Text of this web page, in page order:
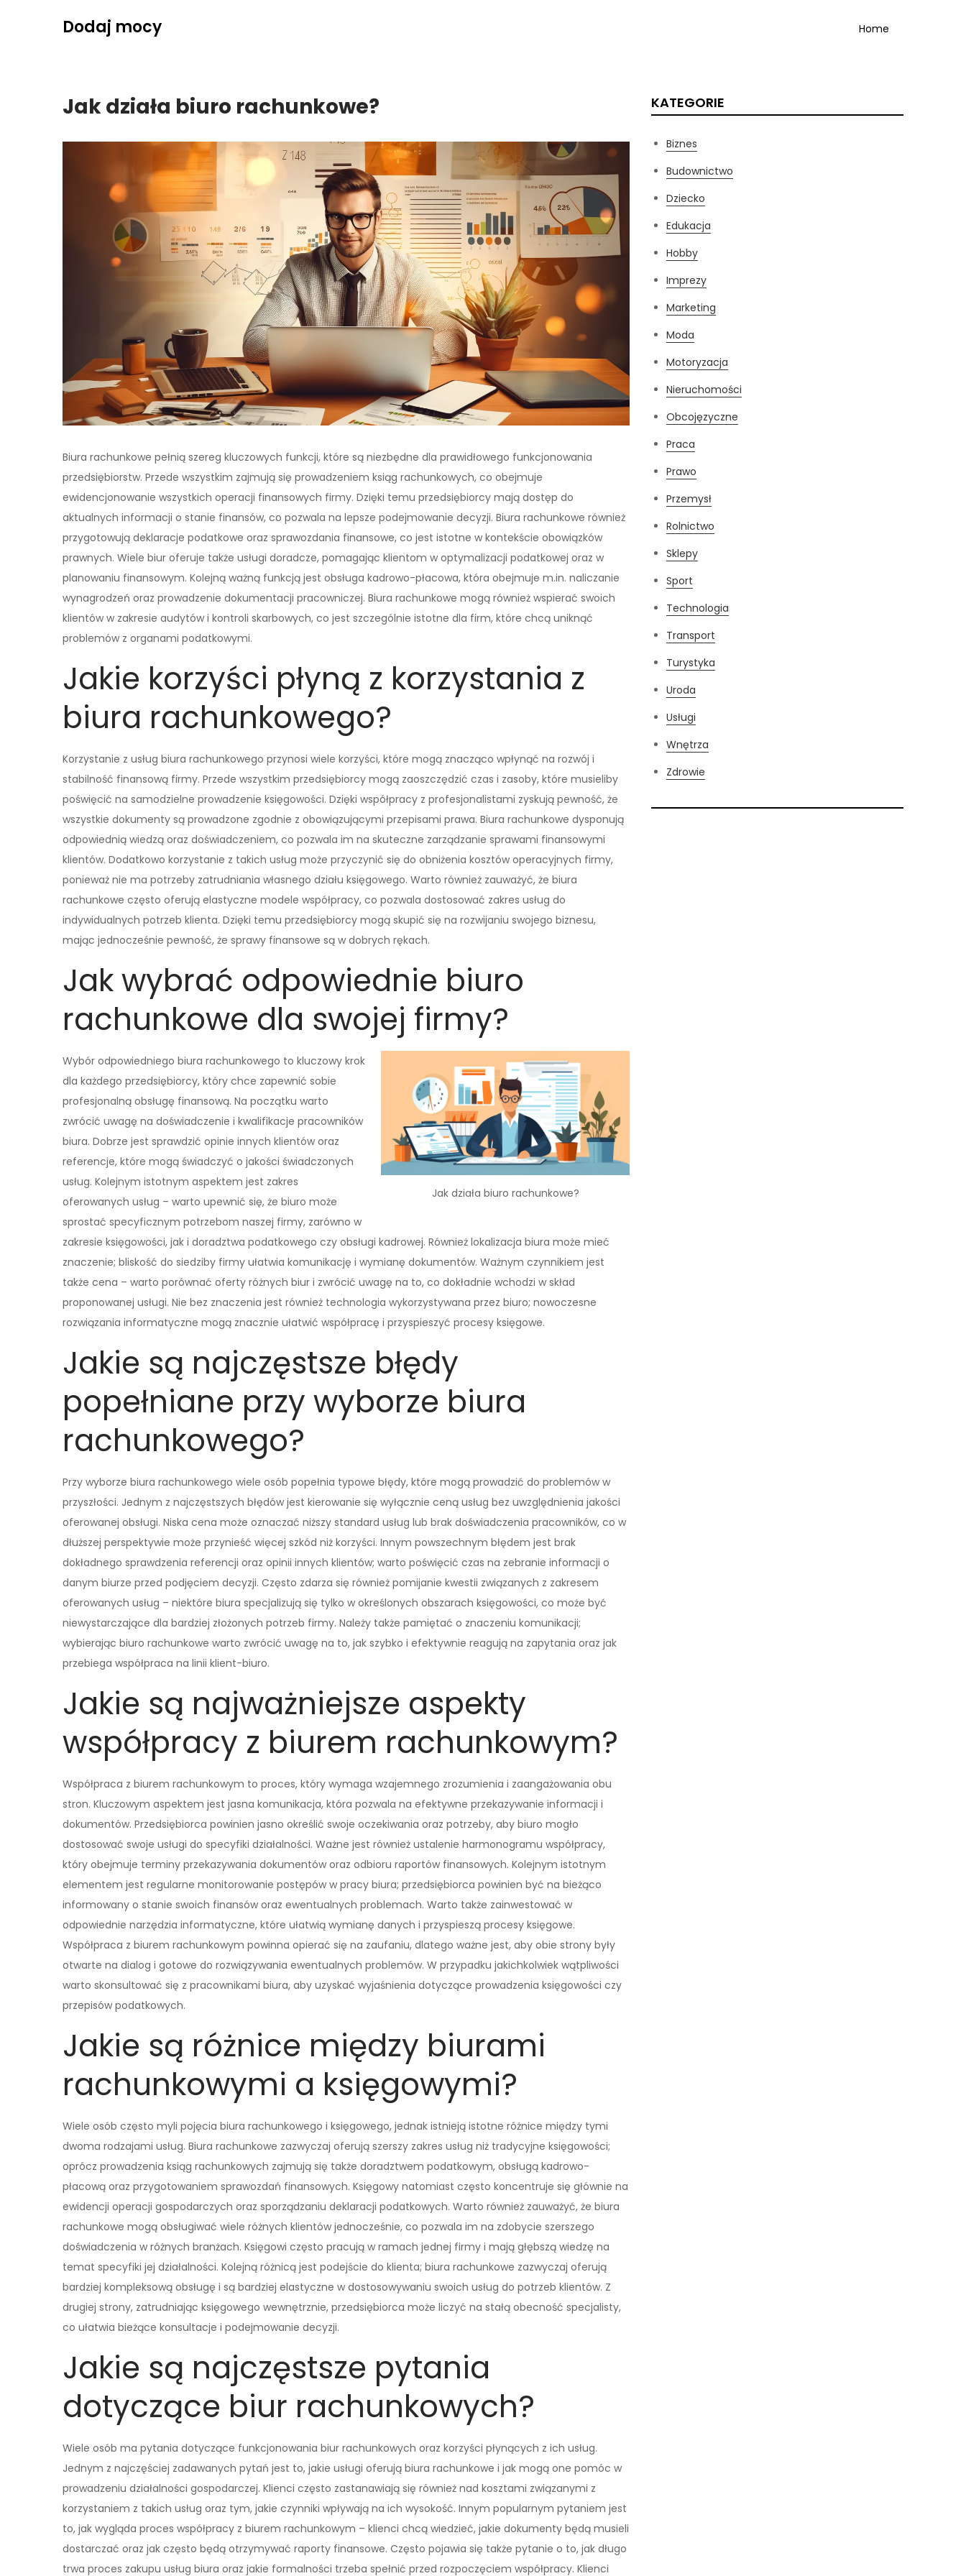
Dodaj mocy Home
Jak działa biuro rachunkowe?
Biura rachunkowe pełnią szereg kluczowych funkcji, które są niezbędne dla prawidłowego funkcjonowania
przedsiębiorstw. Przede wszystkim zajmują się prowadzeniem ksiąg rachunkowych, co obejmuje
ewidencjonowanie wszystkich operacji finansowych firmy. Dzięki temu przedsiębiorcy mają dostęp do
aktualnych informacji o stanie finansów, co pozwala na lepsze podejmowanie decyzji. Biura rachunkowe również
przygotowują deklaracje podatkowe oraz sprawozdania finansowe, co jest istotne w kontekście obowiązków
prawnych. Wiele biur oferuje także usługi doradcze, pomagając klientom w optymalizacji podatkowej oraz w
planowaniu finansowym. Kolejną ważną funkcją jest obsługa kadrowo-płacowa, która obejmuje m.in. naliczanie
wynagrodzeń oraz prowadzenie dokumentacji pracowniczej. Biura rachunkowe mogą również wspierać swoich
klientów w zakresie audytów i kontroli skarbowych, co jest szczególnie istotne dla firm, które chcą uniknąć
problemów z organami podatkowymi.
Jakie korzyści płyną z korzystania z
biura rachunkowego?
Korzystanie z usług biura rachunkowego przynosi wiele korzyści, które mogą znacząco wpłynąć na rozwój i
stabilność finansową firmy. Przede wszystkim przedsiębiorcy mogą zaoszczędzić czas i zasoby, które musieliby
poświęcić na samodzielne prowadzenie księgowości. Dzięki współpracy z profesjonalistami zyskują pewność, że
wszystkie dokumenty są prowadzone zgodnie z obowiązującymi przepisami prawa. Biura rachunkowe dysponują
odpowiednią wiedzą oraz doświadczeniem, co pozwala im na skuteczne zarządzanie sprawami finansowymi
klientów. Dodatkowo korzystanie z takich usług może przyczynić się do obniżenia kosztów operacyjnych firmy,
ponieważ nie ma potrzeby zatrudniania własnego działu księgowego. Warto również zauważyć, że biura
rachunkowe często oferują elastyczne modele współpracy, co pozwala dostosować zakres usług do
indywidualnych potrzeb klienta. Dzięki temu przedsiębiorcy mogą skupić się na rozwijaniu swojego biznesu,
mając jednocześnie pewność, że sprawy finansowe są w dobrych rękach.
Jak wybrać odpowiednie biuro
rachunkowe dla swojej firmy?
Jak działa biuro rachunkowe?
Wybór odpowiedniego biura rachunkowego to kluczowy krok
dla każdego przedsiębiorcy, który chce zapewnić sobie
profesjonalną obsługę finansową. Na początku warto
zwrócić uwagę na doświadczenie i kwalifikacje pracowników
biura. Dobrze jest sprawdzić opinie innych klientów oraz
referencje, które mogą świadczyć o jakości świadczonych
usług. Kolejnym istotnym aspektem jest zakres
oferowanych usług – warto upewnić się, że biuro może
sprostać specyficznym potrzebom naszej firmy, zarówno w
zakresie księgowości, jak i doradztwa podatkowego czy obsługi kadrowej. Również lokalizacja biura może mieć
znaczenie; bliskość do siedziby firmy ułatwia komunikację i wymianę dokumentów. Ważnym czynnikiem jest
także cena – warto porównać oferty różnych biur i zwrócić uwagę na to, co dokładnie wchodzi w skład
proponowanej usługi. Nie bez znaczenia jest również technologia wykorzystywana przez biuro; nowoczesne
rozwiązania informatyczne mogą znacznie ułatwić współpracę i przyspieszyć procesy księgowe.
Jakie są najczęstsze błędy
popełniane przy wyborze biura
rachunkowego?
Przy wyborze biura rachunkowego wiele osób popełnia typowe błędy, które mogą prowadzić do problemów w
przyszłości. Jednym z najczęstszych błędów jest kierowanie się wyłącznie ceną usług bez uwzględnienia jakości
oferowanej obsługi. Niska cena może oznaczać niższy standard usług lub brak doświadczenia pracowników, co w
dłuższej perspektywie może przynieść więcej szkód niż korzyści. Innym powszechnym błędem jest brak
dokładnego sprawdzenia referencji oraz opinii innych klientów; warto poświęcić czas na zebranie informacji o
danym biurze przed podjęciem decyzji. Często zdarza się również pomijanie kwestii związanych z zakresem
oferowanych usług – niektóre biura specjalizują się tylko w określonych obszarach księgowości, co może być
niewystarczające dla bardziej złożonych potrzeb firmy. Należy także pamiętać o znaczeniu komunikacji;
wybierając biuro rachunkowe warto zwrócić uwagę na to, jak szybko i efektywnie reagują na zapytania oraz jak
przebiega współpraca na linii klient-biuro.
Jakie są najważniejsze aspekty
współpracy z biurem rachunkowym?
Współpraca z biurem rachunkowym to proces, który wymaga wzajemnego zrozumienia i zaangażowania obu
stron. Kluczowym aspektem jest jasna komunikacja, która pozwala na efektywne przekazywanie informacji i
dokumentów. Przedsiębiorca powinien jasno określić swoje oczekiwania oraz potrzeby, aby biuro mogło
dostosować swoje usługi do specyfiki działalności. Ważne jest również ustalenie harmonogramu współpracy,
który obejmuje terminy przekazywania dokumentów oraz odbioru raportów finansowych. Kolejnym istotnym
elementem jest regularne monitorowanie postępów w pracy biura; przedsiębiorca powinien być na bieżąco
informowany o stanie swoich finansów oraz ewentualnych problemach. Warto także zainwestować w
odpowiednie narzędzia informatyczne, które ułatwią wymianę danych i przyspieszą procesy księgowe.
Współpraca z biurem rachunkowym powinna opierać się na zaufaniu, dlatego ważne jest, aby obie strony były
otwarte na dialog i gotowe do rozwiązywania ewentualnych problemów. W przypadku jakichkolwiek wątpliwości
warto skonsultować się z pracownikami biura, aby uzyskać wyjaśnienia dotyczące prowadzenia księgowości czy
przepisów podatkowych.
Jakie są różnice między biurami
rachunkowymi a księgowymi?
Wiele osób często myli pojęcia biura rachunkowego i księgowego, jednak istnieją istotne różnice między tymi
dwoma rodzajami usług. Biura rachunkowe zazwyczaj oferują szerszy zakres usług niż tradycyjne księgowości;
oprócz prowadzenia ksiąg rachunkowych zajmują się także doradztwem podatkowym, obsługą kadrowo-
płacową oraz przygotowaniem sprawozdań finansowych. Księgowy natomiast często koncentruje się głównie na
ewidencji operacji gospodarczych oraz sporządzaniu deklaracji podatkowych. Warto również zauważyć, że biura
rachunkowe mogą obsługiwać wiele różnych klientów jednocześnie, co pozwala im na zdobycie szerszego
doświadczenia w różnych branżach. Księgowi często pracują w ramach jednej firmy i mają głębszą wiedzę na
temat specyfiki jej działalności. Kolejną różnicą jest podejście do klienta; biura rachunkowe zazwyczaj oferują
bardziej kompleksową obsługę i są bardziej elastyczne w dostosowywaniu swoich usług do potrzeb klientów. Z
drugiej strony, zatrudniając księgowego wewnętrznie, przedsiębiorca może liczyć na stałą obecność specjalisty,
co ułatwia bieżące konsultacje i podejmowanie decyzji.
Jakie są najczęstsze pytania
dotyczące biur rachunkowych?
Wiele osób ma pytania dotyczące funkcjonowania biur rachunkowych oraz korzyści płynących z ich usług.
Jednym z najczęściej zadawanych pytań jest to, jakie usługi oferują biura rachunkowe i jak mogą one pomóc w
prowadzeniu działalności gospodarczej. Klienci często zastanawiają się również nad kosztami związanymi z
korzystaniem z takich usług oraz tym, jakie czynniki wpływają na ich wysokość. Innym popularnym pytaniem jest
to, jak wygląda proces współpracy z biurem rachunkowym – klienci chcą wiedzieć, jakie dokumenty będą musieli
dostarczać oraz jak często będą otrzymywać raporty finansowe. Często pojawia się także pytanie o to, jak długo
trwa proces zakupu usług biura oraz jakie formalności trzeba spełnić przed rozpoczęciem współpracy. Klienci
KATEGORIE
Biznes
Budownictwo
Dziecko
Edukacja
Hobby
Imprezy
Marketing
Moda
Motoryzacja
Nieruchomości
Obcojęzyczne
Praca
Prawo
Przemysł
Rolnictwo
Sklepy
Sport
Technologia
Transport
Turystyka
Uroda
Usługi
Wnętrza
Zdrowie